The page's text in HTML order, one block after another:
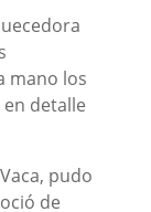
mano los
en detalle
pudo
de